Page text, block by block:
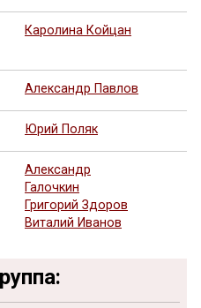
Каролина Койцан
Александр Павлов
Юрий Поляк
Александр
Галочкин
Григорий Здоров
Виталий Иванов